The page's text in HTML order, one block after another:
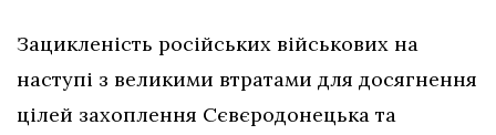
Зацикленість російських військових на
наступі з великими втратами для досягнення
цілей захоплення Сєвєродонецька та